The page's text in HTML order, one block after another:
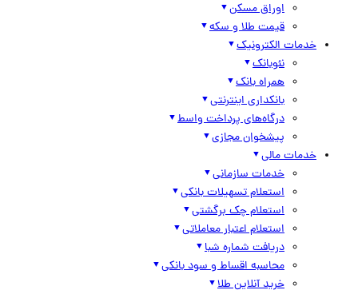
اوراق مسکن
قیمت طلا و سکه
خدمات الکترونیک
نئوبانک
همراه بانک
بانکداری اینترنتی
درگاه‌های پرداخت واسط
پیشخوان مجازی
خدمات مالی
خدمات سازمانی
استعلام تسهیلات بانکی
استعلام چک برگشتی
استعلام اعتبار معاملاتی
دریافت شماره شبا
محاسبه اقساط و سود بانکی
خرید آنلاین طلا